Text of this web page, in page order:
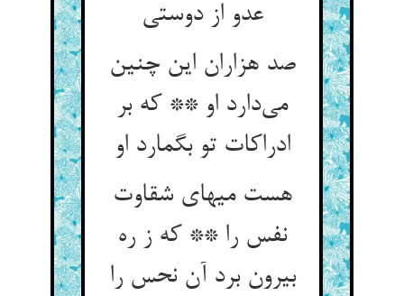
عدو از دوستی
صد هزاران این چنین
می‌دارد او ** که بر
ادراکات تو بگمارد او
هست میهای شقاوت
نفس را ** که ز ره
بیرون برد آن نحس را